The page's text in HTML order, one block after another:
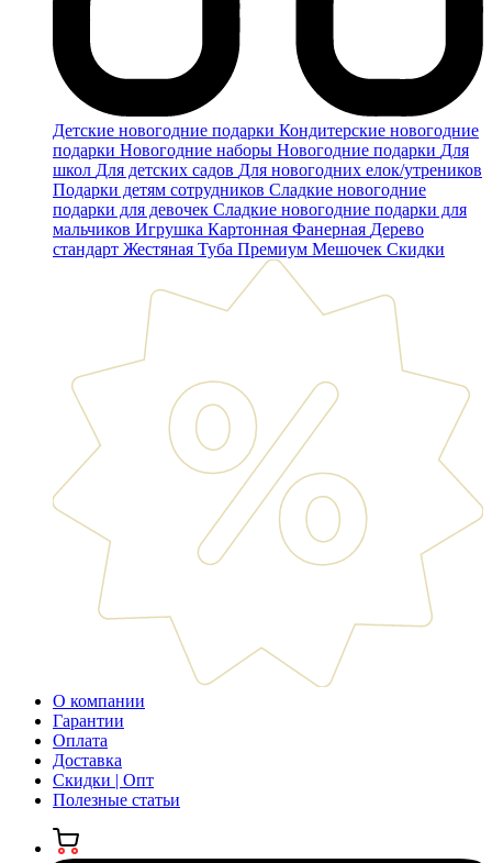
Детские новогодние подарки Кондитерские новогодние
подарки Новогодние наборы Новогодние подарки Для
школ Для детских садов Для новогодних елок/утреников
Подарки детям сотрудников Сладкие новогодние
подарки для девочек Сладкие новогодние подарки для
мальчиков Игрушка Картонная Фанерная Дерево
стандарт Жестяная Туба Премиум Мешочек Скидки
О компании
Гарантии
Оплата
Доставка
Скидки | Опт
Полезные статьи